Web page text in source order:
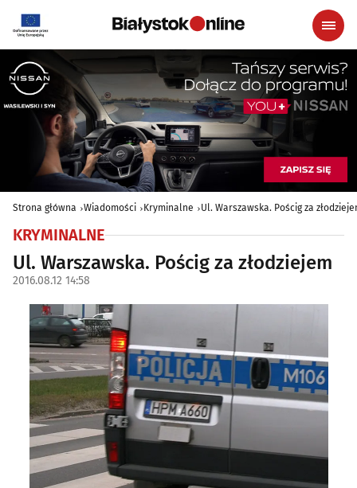
Strona główna Wiadomości Kryminalne Ul. Warszawska. Pościg za
KRYMINALNE
Ul. Warszawska. Pościg za złodziejem
2016.08.12 14:58